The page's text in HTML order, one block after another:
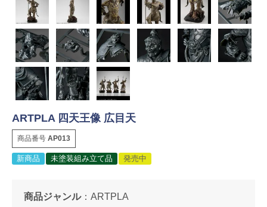
ARTPLA 四天王像 広目天
商品番号 AP013
新商品 未塗装組み立て品 発売中
商品ジャンル： ARTPLA